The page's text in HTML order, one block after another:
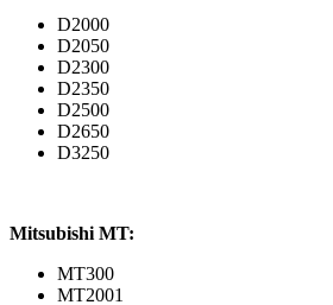
D2000
D2050
D2300
D2350
D2500
D2650
D3250
Mitsubishi MT:
MT300
MT2001